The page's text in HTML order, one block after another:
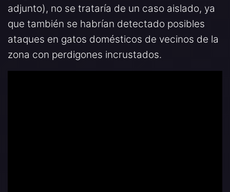
adjunto), no se trataría de un caso aislado, ya
que también se habrían detectado posibles
ataques en gatos domésticos de vecinos de la
zona con perdigones incrustados.